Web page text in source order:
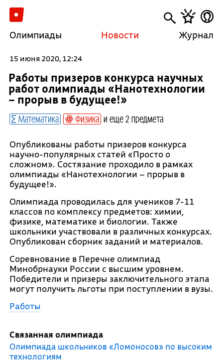
Олимпиады Новости Журнал
15 июня 2020, 12:24
Работы призеров конкурса научных
работ олимпиады «Нанотехнологии
– прорыв в будущее!»
Математика Физика и еще 2 предмета
Опубликованы работы призеров конкурса
научно-популярных статей «Просто о
сложном». Состязание проходило в рамках
олимпиады «Нанотехнологии – прорыв в
будущее!».
Олимпиада проводилась для учеников 7-11
классов по комплексу предметов: химии,
физике, математике и биологии. Также
школьники участвовали в различных конкурсах.
Опубликован сборник заданий и материалов.
Соревнование в Перечне олимпиад
Минобрнауки России с высшим уровнем.
Победители и призеры заключительного этапа
могут получить льготы при поступлении в вузы.
Работы
Связанная олимпиада
Олимпиада школьников «Ломоносов» по высоким
технологиям